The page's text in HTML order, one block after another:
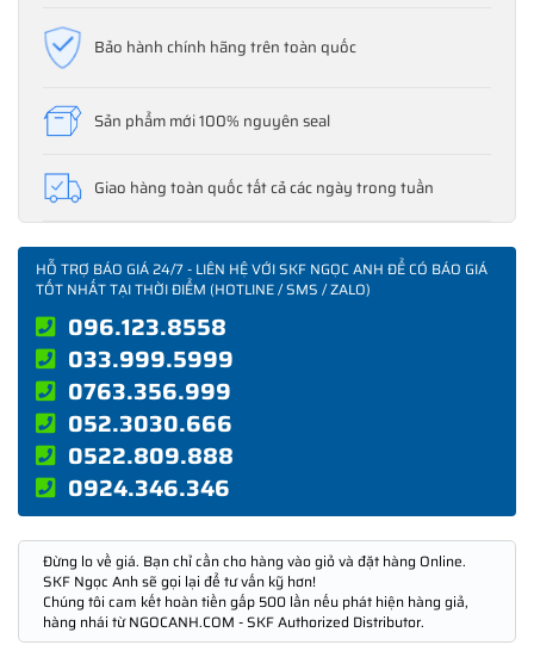
Bảo hành chính hãng trên toàn quốc
Sản phẩm mới 100% nguyên seal
Giao hàng toàn quốc tất cả các ngày trong tuần
HỖ TRỢ BÁO GIÁ 24/7 - LIÊN HỆ VỚI SKF NGỌC ANH ĐỂ CÓ BÁO GIÁ
TỐT NHẤT TẠI THỜI ĐIỂM (HOTLINE / SMS / ZALO)
096.123.8558
033.999.5999
0763.356.999
052.3030.666
0522.809.888
0924.346.346
Đừng lo về giá. Bạn chỉ cần cho hàng vào giỏ và đặt hàng Online.
SKF Ngọc Anh sẽ gọi lại để tư vấn kỹ hơn!
Chúng tôi cam kết hoàn tiền gấp 500 lần nếu phát hiện hàng giả,
hàng nhái từ NGOCANH.COM - SKF Authorized Distributor.